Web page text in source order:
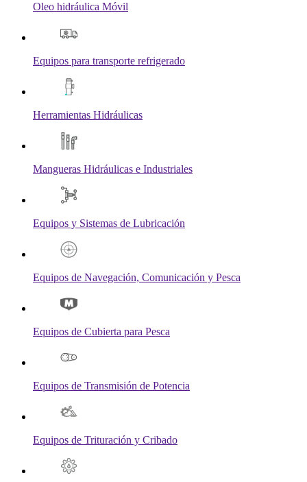
Oleo hidráulica Móvil
Equipos para transporte refrigerado
Herramientas Hidráulicas
Mangueras Hidráulicas e Industriales
Equipos y Sistemas de Lubricación
Equipos de Navegación, Comunicación y Pesca
Equipos de Cubierta para Pesca
Equipos de Transmisión de Potencia
Equipos de Trituración y Cribado